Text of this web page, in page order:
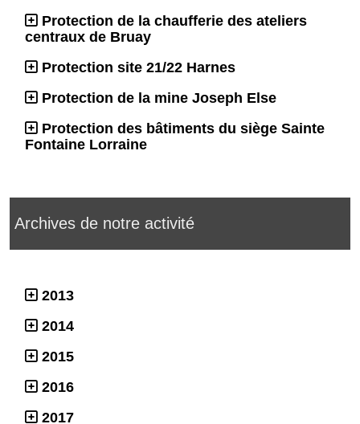
Protection de la chaufferie des ateliers
centraux de Bruay
Protection site 21/22 Harnes
Protection de la mine Joseph Else
Protection des bâtiments du siège Sainte
Fontaine Lorraine
Archives de notre activité
2013
2014
2015
2016
2017